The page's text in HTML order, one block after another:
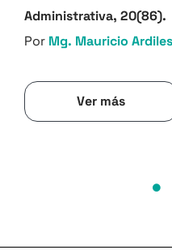
Administrativa, 20(86).
Por Mg. Mauricio
Ver más